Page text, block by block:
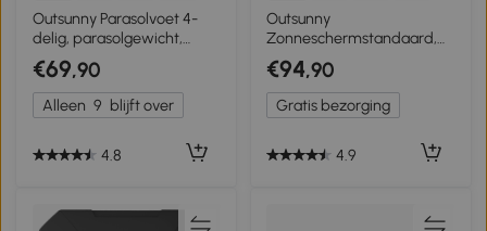
5+
Outsunny Parasolvoet 4-
delig, parasolgewicht,
vulbaar met zand/water
tot 60/70 kg
€69,90
Alleen 9 blijft over
4.8
Outsunny
Zonneschermstandaard,
parasolgewicht, 4-delig.
Kan gevuld worden met
zand water tot 130 kg
€94,90
Gratis bezorging
4.9